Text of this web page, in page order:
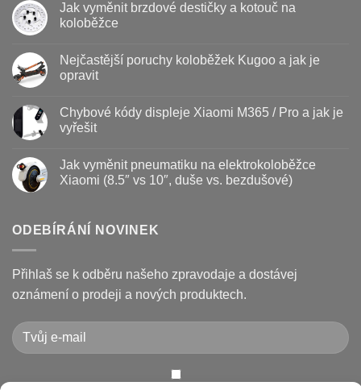
textu
s
koloběžky
kdy
jak
prodloužit
životnost
Jak vyměnit brzdové destičky a kotouč na
koloběžce
u
s
vyměnit
brzdové
destičky
na
koloběžce
Nejčastější poruchy koloběžek Kugoo a jak je
opravit
u
textu
s
poruchy
koloběžek
Kugoo
opravit
Chybové kódy displeje Xiaomi M365 / Pro a jak je
vyřešit
textu
s
displeje
a
jak
je
Jak vyměnit pneumatiku na elektrokoloběžce
Xiaomi (8.5″ vs 10″, duše vs. bezdušové)
textu
vyměnit
pneumatiku
na
elektrokoloběžce
(8.5″
10″,
duše
ODEBÍRÁNÍ NOVINEK
Přihlaš se k odběru našeho zpravodaje a dostávej
oznámení o prodeji a nových produktech.